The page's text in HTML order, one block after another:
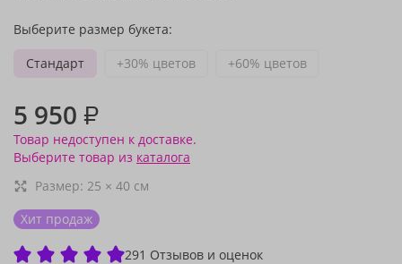
Выберите размер букета:
Стандарт
+30% цветов +60% цветов
5 950 ₽
Товар недоступен к доставке.
Выберите товар из каталога
Размер: 25 × 40 см
Хит продаж
291 Отзывов и оценок